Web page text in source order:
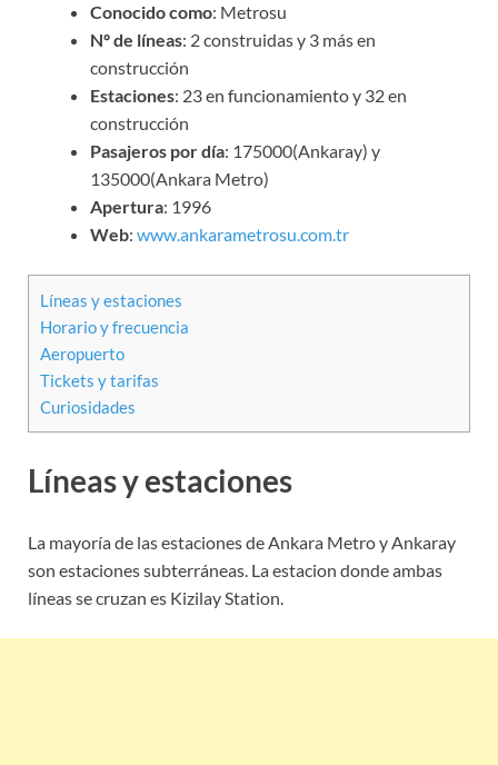
Conocido como: Metrosu
Nº de líneas: 2 construidas y 3 más en
construcción
Estaciones: 23 en funcionamiento y 32 en
construcción
Pasajeros por día: 175000(Ankaray) y
135000(Ankara Metro)
Apertura: 1996
Web: www.ankarametrosu.com.tr
Líneas y estaciones
Horario y frecuencia
Aeropuerto
Tickets y tarifas
Curiosidades
Líneas y estaciones
La mayoría de las estaciones de Ankara Metro y Ankaray
son estaciones subterráneas. La estacion donde ambas
líneas se cruzan es Kizilay Station.